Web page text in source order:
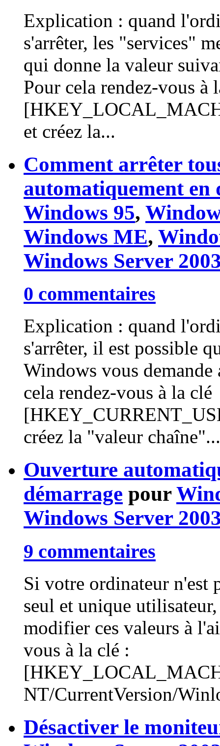
Explication : quand
s'arrêter, les "services"
qui donne la valeur
Pour cela rendez-vous à
et créez la...
Comment arrêter
automatiquement
Windows 95,
Windows ME,
Windows Server
0 commentaires
Explication : quand
s'arrêter, il est possible
Windows vous
cela rendez-vous à la clé
créez la "valeur chaîne"...
Ouverture
démarrage pour
Windows Server
9 commentaires
Si votre ordinateur n'est
seul et unique
modifier ces valeurs à
vous à la clé :
NT/CurrentVersion/
Désactiver le